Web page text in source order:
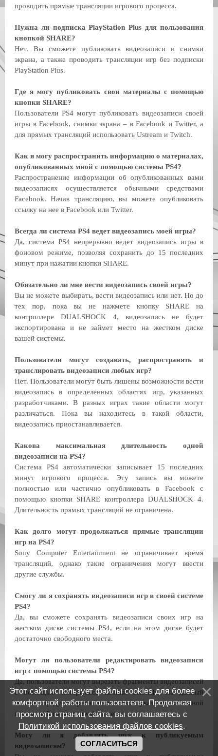
проводить прямые трансляции игрового процесса.
Нужна ли подписка PlayStation Plus для пользования
кнопкой SHARE?
Нет. Вы сможете публиковать видеозаписи и снимки
экрана, а также проводить трансляции игр без подписки
PlayStation Plus.
Где я могу публиковать свои материалы с помощью
кнопки SHARE?
Пользователи PS4 могут публиковать видеозаписи своей
игры в Facebook, снимки экрана – в Facebook и Twitter, а
для прямых трансляций использовать Ustream и Twitch.
Как я могу распространить информацию о материалах,
опубликованных мной с помощью системы PS4?
Распространение информации об опубликованных вами
видеозаписях осуществляется обычными средствами
Facebook. Начав трансляцию, вы можете опубликовать
ссылку на нее в Facebook или Twitter.
Всегда ли система PS4 ведет видеозапись моей игры?
Да, система PS4 непрерывно ведет видеозапись игры в
фоновом режиме, позволяя сохранить до 15 последних
минут при нажатии кнопки SHARE.
Обязательно ли мне вести видеозапись своей игры?
Вы не можете выбирать, вести видеозапись или нет. Но до
тех пор, пока вы не нажмете кнопку SHARE на
контроллере DUALSHOCK 4, видеозапись не будет
экспортирована и не займет место на жестком диске
вашей системы.
Пользователи могут создавать, распространять и
транслировать видеозаписи любых игр?
Нет. Пользователи могут быть лишены возможности вести
видеозапись в определенных областях игр, указанных
разработчиками. В разных играх такие области могут
различаться. Пока вы находитесь в такой области,
видеозапись приостанавливается.
Какова максимальная длительность одной
видеозаписи на PS4?
Система PS4 автоматически записывает 15 последних
минут игрового процесса. Эту запись вы можете
полностью или частично опубликовать в Facebook с
помощью кнопки SHARE контроллера DUALSHOCK 4.
Длительность прямых трансляций не ограничена.
Как долго могут продолжаться прямые трансляции
игр на PS4?
Sony Computer Entertainment не ограничивает время
трансляций, однако такие ограничения могут ввести
другие службы.
Смогу ли я сохранять видеозаписи игр в своей системе
PS4?
Да, вы сможете сохранять видеозаписи своих игр на
жестком диске системы PS4, если на этом диске будет
достаточно свободного места.
Могут ли пользователи редактировать видеозаписи
игр с помощью системы PS4?
Да, пользователи могут вырезать фрагменты видеозаписей
с помощью интерфейса кнопки SHARE. На данный
момент предусмотрена возможность указания начальной
и конечной точки видеофрагмента.
Могу ли я добавлять звук к публикуемым
видеозаписям?
Этот сайт использует файлы cookies для более
комфортной работы пользователя. Продолжая
просмотр страниц сайта, вы соглашаетесь с
Политикой использования файлов cookies.
СОГЛАСИТЬСЯ